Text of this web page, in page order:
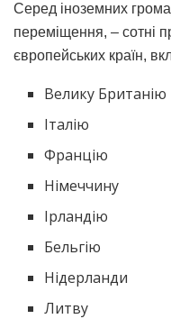
Серед іноземних
переміщення, – сотні
європейських країн,
Велику Британію
Італію
Францію
Німеччину
Ірландію
Бельгію
Нідерланди
Литву